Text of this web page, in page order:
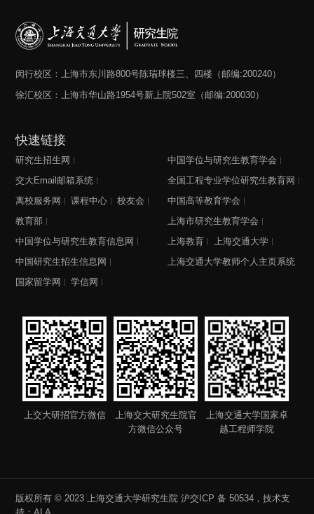
闵行校区：上海市东川路800号陈瑞球楼三、四楼（邮编:200240）
徐汇校区：上海市华山路1954号新上院502室（邮编:200030）
快速链接
研究生招生网
交大Email邮箱系统
离校服务网
课程中心
校友会
教育部
中国学位与研究生教育信息网
中国研究生招生信息网
国家留学网
学信网
中国学位与研究生教育学会
全国工程专业学位研究生教育网
中国高等教育学会
上海市研究生教育学会
上海教育
上海交通大学
上海交通大学教师个人主页系统
上交大研招官方微信
上海交大研究生院官
方微信公众号
上海交通大学国家卓
越工程师学院
版权所有 © 2023 上海交通大学研究生院沪交ICP 备 50534 ，技术支